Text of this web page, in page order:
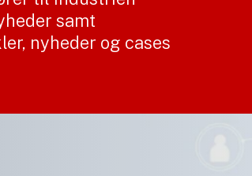
samt
nyheder og cases